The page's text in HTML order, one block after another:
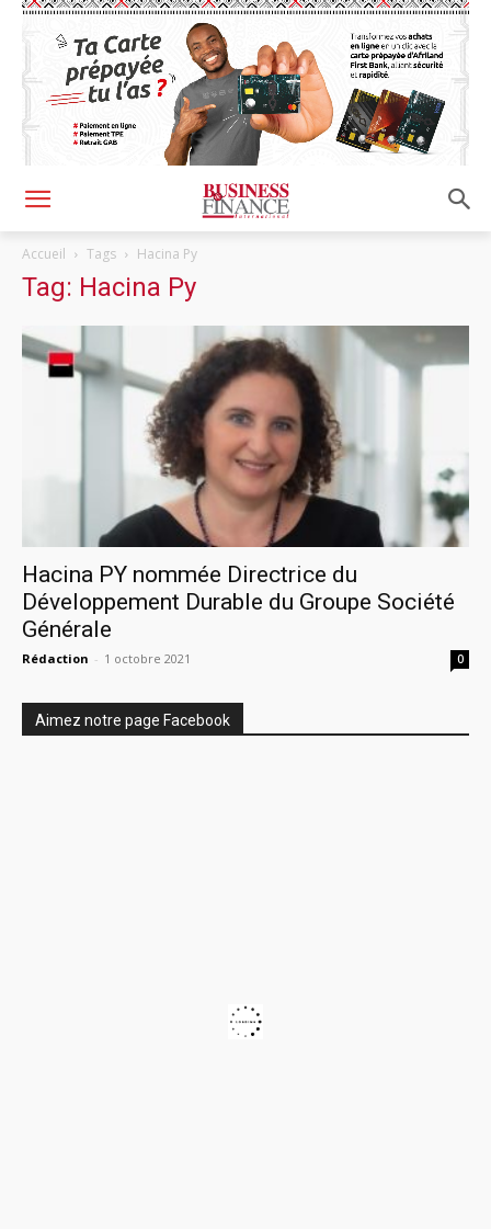
Accueil Tags Hacina Py
Tag: Hacina Py
Hacina PY nommée Directrice du
Développement Durable du Groupe Société
Générale
Rédaction - 1 octobre 2021 0
Aimez notre page Facebook